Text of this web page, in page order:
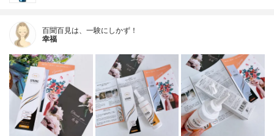
百聞百見は、一験にしかず！
幸福